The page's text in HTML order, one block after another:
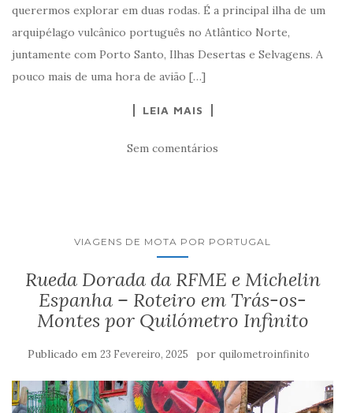
querermos explorar em duas rodas. É a principal ilha de um
arquipélago vulcânico português no Atlântico Norte,
juntamente com Porto Santo, Ilhas Desertas e Selvagens. A
pouco mais de uma hora de avião […]
LEIA MAIS
Sem comentários
VIAGENS DE MOTA POR PORTUGAL
Rueda Dorada da RFME e Michelin
Espanha – Roteiro em Trás-os-
Montes por Quilómetro Infinito
Publicado em 23 Fevereiro, 2025 por quilometroinfinito